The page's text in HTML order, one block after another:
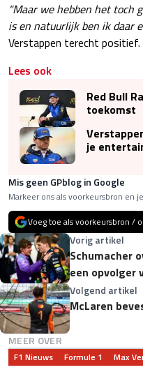
"Maar we hebben het toch
is en natuurlijk ben ik daar
Verstappen terecht positief.
Lees ook
Red Bull
toekomst
je
Mis geen GPblog in Google
Markeer ons als voorkeursbron en
Voeg toe als voorkeursbron /
Vorig artikel
Schumacher
een opvolger
Volgend artikel
McLaren
MEER OVER
F1 Nieuws Formule 1 Max